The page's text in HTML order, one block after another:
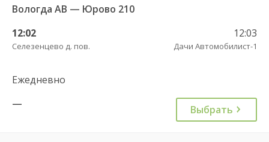
Вологда АВ — Юрово 210
12:02
Селезенцево д. пов.
12:03
Дачи Автомобилист-1
Ежедневно
—
Выбрать